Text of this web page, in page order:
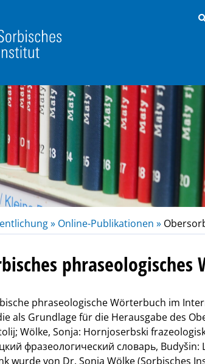
» Online-Publikationen »
phraseologisches
phraseologische Wörterbuch im
als Grundlage für die Herausgabe des
Wölke, Sonja: Hornjoserbski
фразеологический словарь, Budyšin:
wurde von Dr. Sonja Wölke (Sorbisches